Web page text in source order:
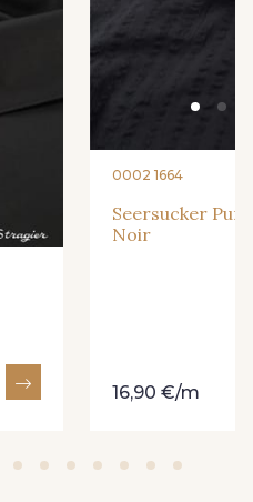
0002 1664
Seersucker Pur
Noir
16,90 €/m